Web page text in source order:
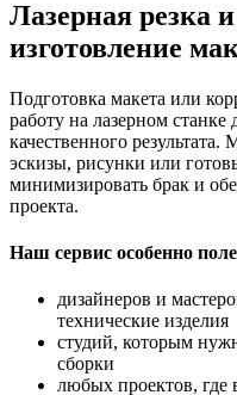
Лазерная резка
изготовление
Подготовка макета или
работу на лазерном
качественного
эскизы, рисунки или
минимизировать брак и
проекта.
Наш сервис особенно
дизайнеров и
технические изделия
студий, которым
сборки
любых проектов, где